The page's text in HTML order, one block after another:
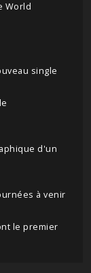
World
single
d'un
à venir
le premier